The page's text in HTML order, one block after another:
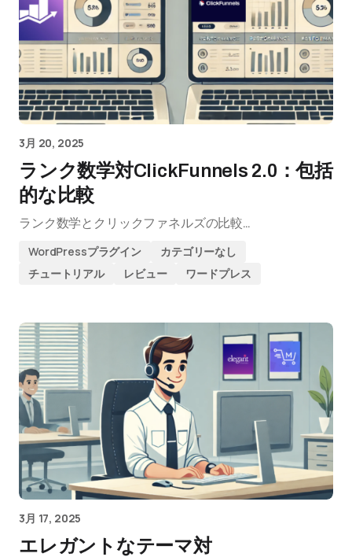
3月 20, 2025
ランク数学対ClickFunnels 2.0：包括
的な比較
ランク数学とクリックファネルズの比較…
WordPressプラグイン
カテゴリーなし
チュートリアル
レビュー ワードプレス
3月 17, 2025
エレガントなテーマ対